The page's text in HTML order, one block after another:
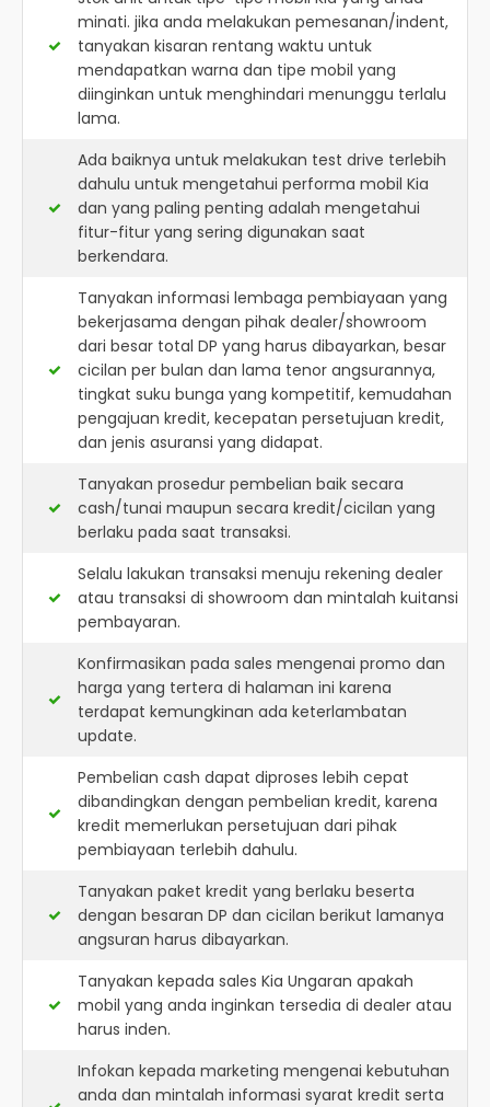
minati. jika anda melakukan pemesanan/indent,
tanyakan kisaran rentang waktu untuk
mendapatkan warna dan tipe mobil yang
diinginkan untuk menghindari menunggu terlalu
lama.
Ada baiknya untuk melakukan test drive terlebih
dahulu untuk mengetahui performa mobil Kia
dan yang paling penting adalah mengetahui
fitur-fitur yang sering digunakan saat
berkendara.
Tanyakan informasi lembaga pembiayaan yang
bekerjasama dengan pihak dealer/showroom
dari besar total DP yang harus dibayarkan, besar
cicilan per bulan dan lama tenor angsurannya,
tingkat suku bunga yang kompetitif, kemudahan
pengajuan kredit, kecepatan persetujuan kredit,
dan jenis asuransi yang didapat.
Tanyakan prosedur pembelian baik secara
cash/tunai maupun secara kredit/cicilan yang
berlaku pada saat transaksi.
Selalu lakukan transaksi menuju rekening dealer
atau transaksi di showroom dan mintalah kuitansi
pembayaran.
Konfirmasikan pada sales mengenai promo dan
harga yang tertera di halaman ini karena
terdapat kemungkinan ada keterlambatan
update.
Pembelian cash dapat diproses lebih cepat
dibandingkan dengan pembelian kredit, karena
kredit memerlukan persetujuan dari pihak
pembiayaan terlebih dahulu.
Tanyakan paket kredit yang berlaku beserta
dengan besaran DP dan cicilan berikut lamanya
angsuran harus dibayarkan.
Tanyakan kepada sales Kia Ungaran apakah
mobil yang anda inginkan tersedia di dealer atau
harus inden.
Infokan kepada marketing mengenai kebutuhan
anda dan mintalah informasi syarat kredit serta